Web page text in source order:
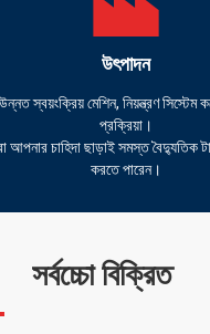
উৎপাদন
উন্নত স্বয়ংক্রিয় মেশিন, নিয়ন্ত্রণ সিস্টেম
প্রক্রিয়া।
আপনার চাহিদা ছাড়াই সমস্ত বৈদ্যুতিক
করতে পারেন।
সর্বচ্চো বিক্রিত